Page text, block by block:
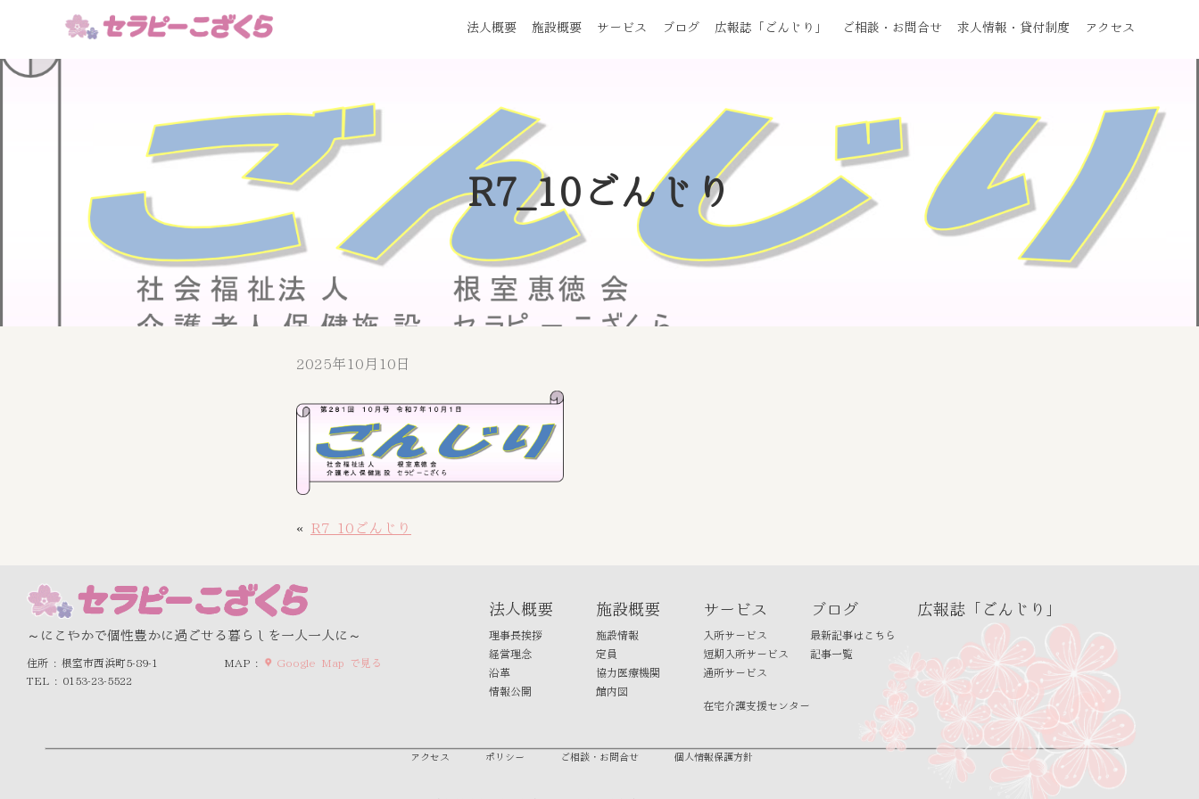
法人概要 施設概要 サービス ブログ 広報誌「ごんじり」 ご相談・お問合せ 求人情報・貸付制度 アクセス
R7_10ごんじり
2025年10月10日
« R7_10ごんじり
～にこやかで個性豊かに過ごせる暮らしを一人一人に～
住所 : 根室市西浜町5-89-1 MAP :
Google Map で見る
TEL : 0153-23-5522
法人概要
理事長挨拶
経営理念
沿革
情報公開
施設概要
施設情報
定員
協力医療機関
館内図
サービス
入所サービス
短期入所サービス
通所サービス
在宅介護支援センター
ブログ
最新記事はこちら
記事一覧
広報誌「ごんじり」
アクセス ポリシー ご相談・お問合せ 個人情報保護方針